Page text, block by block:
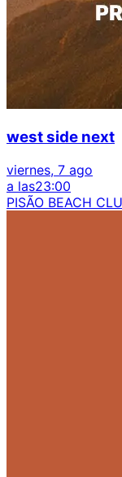
west side next
viernes, 7 ago
a las23:00
PISÃO BEACH